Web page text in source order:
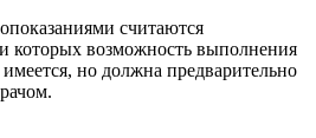
считаются
которых возможность выполнения
но должна предварительно